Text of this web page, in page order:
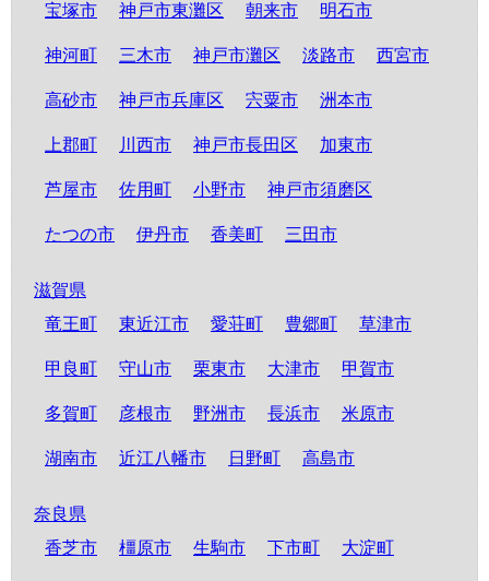
宝塚市 神戸市東灘区 朝来市 明石市
神河町 三木市 神戸市灘区 淡路市 西宮市
高砂市 神戸市兵庫区 宍粟市 洲本市
上郡町 川西市 神戸市長田区 加東市
芦屋市 佐用町 小野市 神戸市須磨区
たつの市 伊丹市 香美町 三田市
滋賀県
竜王町
東近江市 愛荘町 豊郷町 草津市
甲良町 守山市 栗東市 大津市 甲賀市
多賀町 彦根市 野洲市 長浜市 米原市
湖南市 近江八幡市 日野町 高島市
奈良県
香芝市
橿原市 生駒市 下市町 大淀町